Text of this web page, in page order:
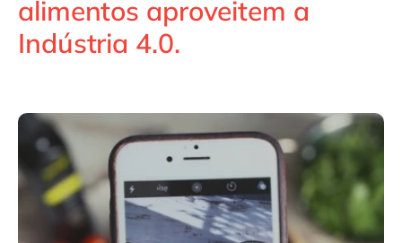
Philippines
Singapore
USA & Canada
alimentos aproveitem a
Indústria 4.0.